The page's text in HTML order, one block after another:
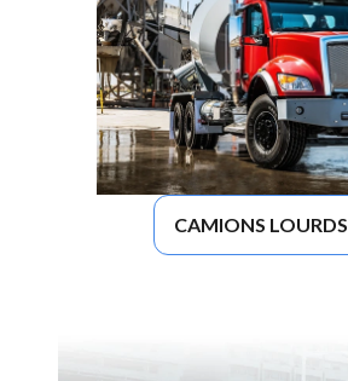
CAMIONS LOURDS